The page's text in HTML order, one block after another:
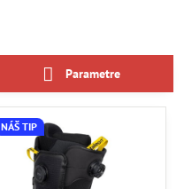
Parametre
NÁŠ TIP